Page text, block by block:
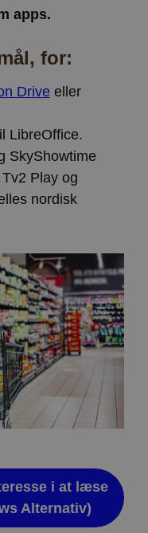
apps.
for:
Drive eller
LibreOffice.
SkyShowtime
Play og
nordisk
i at læse
Alternativ)
lagring
lagring
lagring
lagring